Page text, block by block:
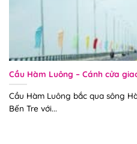
Cầu Hàm Luông – Cánh cửa
Cầu Hàm Luông bắc qua sông
Bến Tre với...